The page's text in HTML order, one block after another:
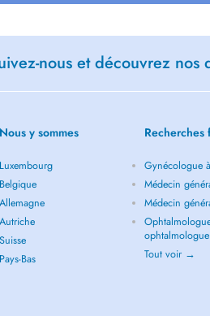
nous et découvrez nos
Nous y sommes
Luxembourg
Belgique
Allemagne
Autriche
Suisse
Pays-Bas
Recherches
Gynécologue
Médecin
Médecin
Tout voir →